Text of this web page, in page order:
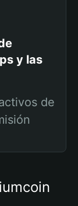
y las
de